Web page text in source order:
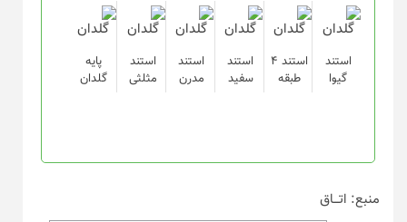
استند
گیوا
استند ۴
طبقه
استند
سفید
استند
مدرن
استند
مثلثی
پایه
گلدان
منبع: اتـــاق